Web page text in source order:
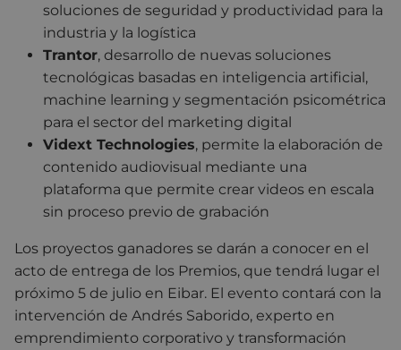
soluciones de seguridad y productividad para la
industria y la logística
Trantor, desarrollo de nuevas soluciones
tecnológicas basadas en inteligencia artificial,
machine learning y segmentación psicométrica
para el sector del marketing digital
Vidext Technologies, permite la elaboración de
contenido audiovisual mediante una
plataforma que permite crear videos en escala
sin proceso previo de grabación
Los proyectos ganadores se darán a conocer en el
acto de entrega de los Premios, que tendrá lugar el
próximo 5 de julio en Eibar. El evento contará con la
intervención de Andrés Saborido, experto en
emprendimiento corporativo y transformación